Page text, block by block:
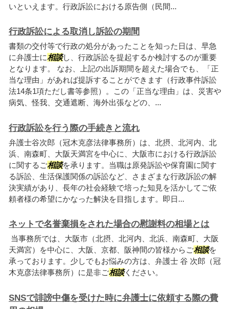
いといえます。行政訴訟における原告側（民間...
行政訴訟による取消し訴訟の期間
書類の交付等で行政の処分があったことを知った日は、早急
に弁護士に相談し、行政訴訟を提起するか検討するのが重要
となります。 なお、上記の出訴期間を超えた場合でも、「正
当な理由」があれば提訴することができます（行政事件訴訟
法14条1項ただし書等参照）。この「正当な理由」は、災害や
病気、怪我、交通遮断、海外出張などの、...
行政訴訟を行う際の手続きと流れ
弁護士谷次郎（冠木克彦法律事務所）は、北摂、北河内、北
浜、南森町、大阪天満宮を中心に、大阪市における行政訴訟
に関するご相談を承ります。当職は原発訴訟や保育園に関す
る訴訟、生活保護関係の訴訟など、さまざまな行政訴訟の解
決実績があり、長年の社会経験で培った知見を活かしてご依
頼者様の希望にかなった解決を目指します。即日...
ネットで名誉棄損をされた場合の慰謝料の相場とは
当事務所では、大阪市（北摂、北河内、北浜、南森町、大阪
天満宮）を中心に、大阪、京都、阪神間の皆様からご相談を
承っております。少しでもお悩みの方は、弁護士 谷 次郎（冠
木克彦法律事務所）に是非ご相談ください。
SNSで誹謗中傷を受けた時に弁護士に依頼する際の費